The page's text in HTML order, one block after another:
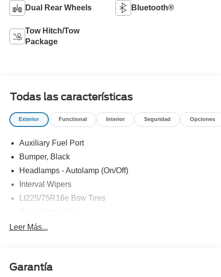
Dual Rear Wheels Bluetooth®
Tow Hitch/Tow
Package
Todas las características
Exterior Functional Interior Seguridad Opciones
Auxiliary Fuel Port
Bumper, Black
Headlamps - Autolamp (On/Off)
Interval Wipers
Lt225/75R16e Bsw Tires
Leer Más...
Garantía